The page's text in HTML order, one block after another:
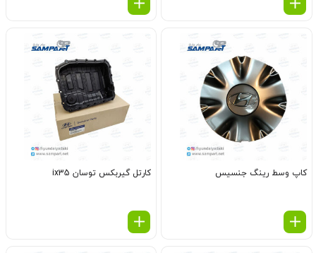
کاپ وسط رینگ جنسیس کارتل گیربکس توسان ix35